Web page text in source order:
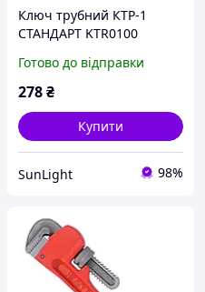
Ключ трубний КТР-1
СТАНДАРТ KTR0100
Готово до відправки
278₴
Купити
SunLight 98%